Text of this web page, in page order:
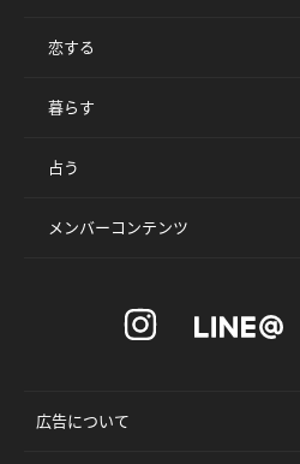
恋する
暮らす
占う
メンバーコンテンツ
広告について